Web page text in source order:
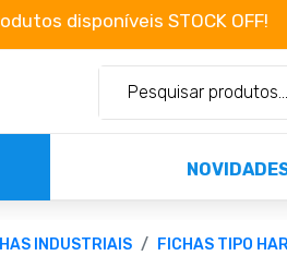
disponíveis STOCK OFF!
INDUSTRIAIS FICHAS TIPO